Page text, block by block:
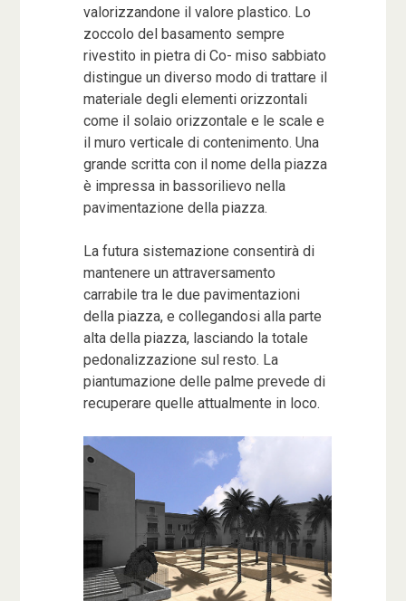
valorizzandone il valore plastico. Lo
zoccolo del basamento sempre
rivestito in pietra di Co- miso sabbiato
distingue un diverso modo di trattare il
materiale degli elementi orizzontali
come il solaio orizzontale e le scale e
il muro verticale di contenimento. Una
grande scritta con il nome della piazza
è impressa in bassorilievo nella
pavimentazione della piazza.
La futura sistemazione consentirà di
mantenere un attraversamento
carrabile tra le due pavimentazioni
della piazza, e collegandosi alla parte
alta della piazza, lasciando la totale
pedonalizzazione sul resto. La
piantumazione delle palme prevede di
recuperare quelle attualmente in loco.